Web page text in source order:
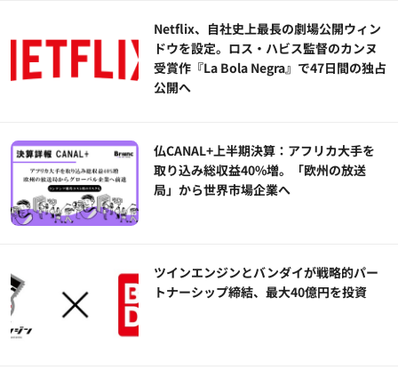
Netflix、自社史上最長の劇場公開ウィン
ドウを設定。ロス・ハビス監督のカンヌ
受賞作『La Bola Negra』で47日間の独占
公開へ
仏CANAL+上半期決算：アフリカ大手を
取り込み総収益40%増。「欧州の放送
局」から世界市場企業へ
ツインエンジンとバンダイが戦略的パー
トナーシップ締結、最大40億円を投資